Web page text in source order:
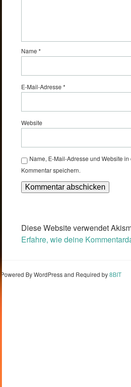
Name *
E-Mail-Adresse *
Website
Name, E-Mail-Adresse und Website
Kommentar speichern.
Diese Website verwendet
Erfahre, wie deine
Powered By WordPress and Required by8BIT